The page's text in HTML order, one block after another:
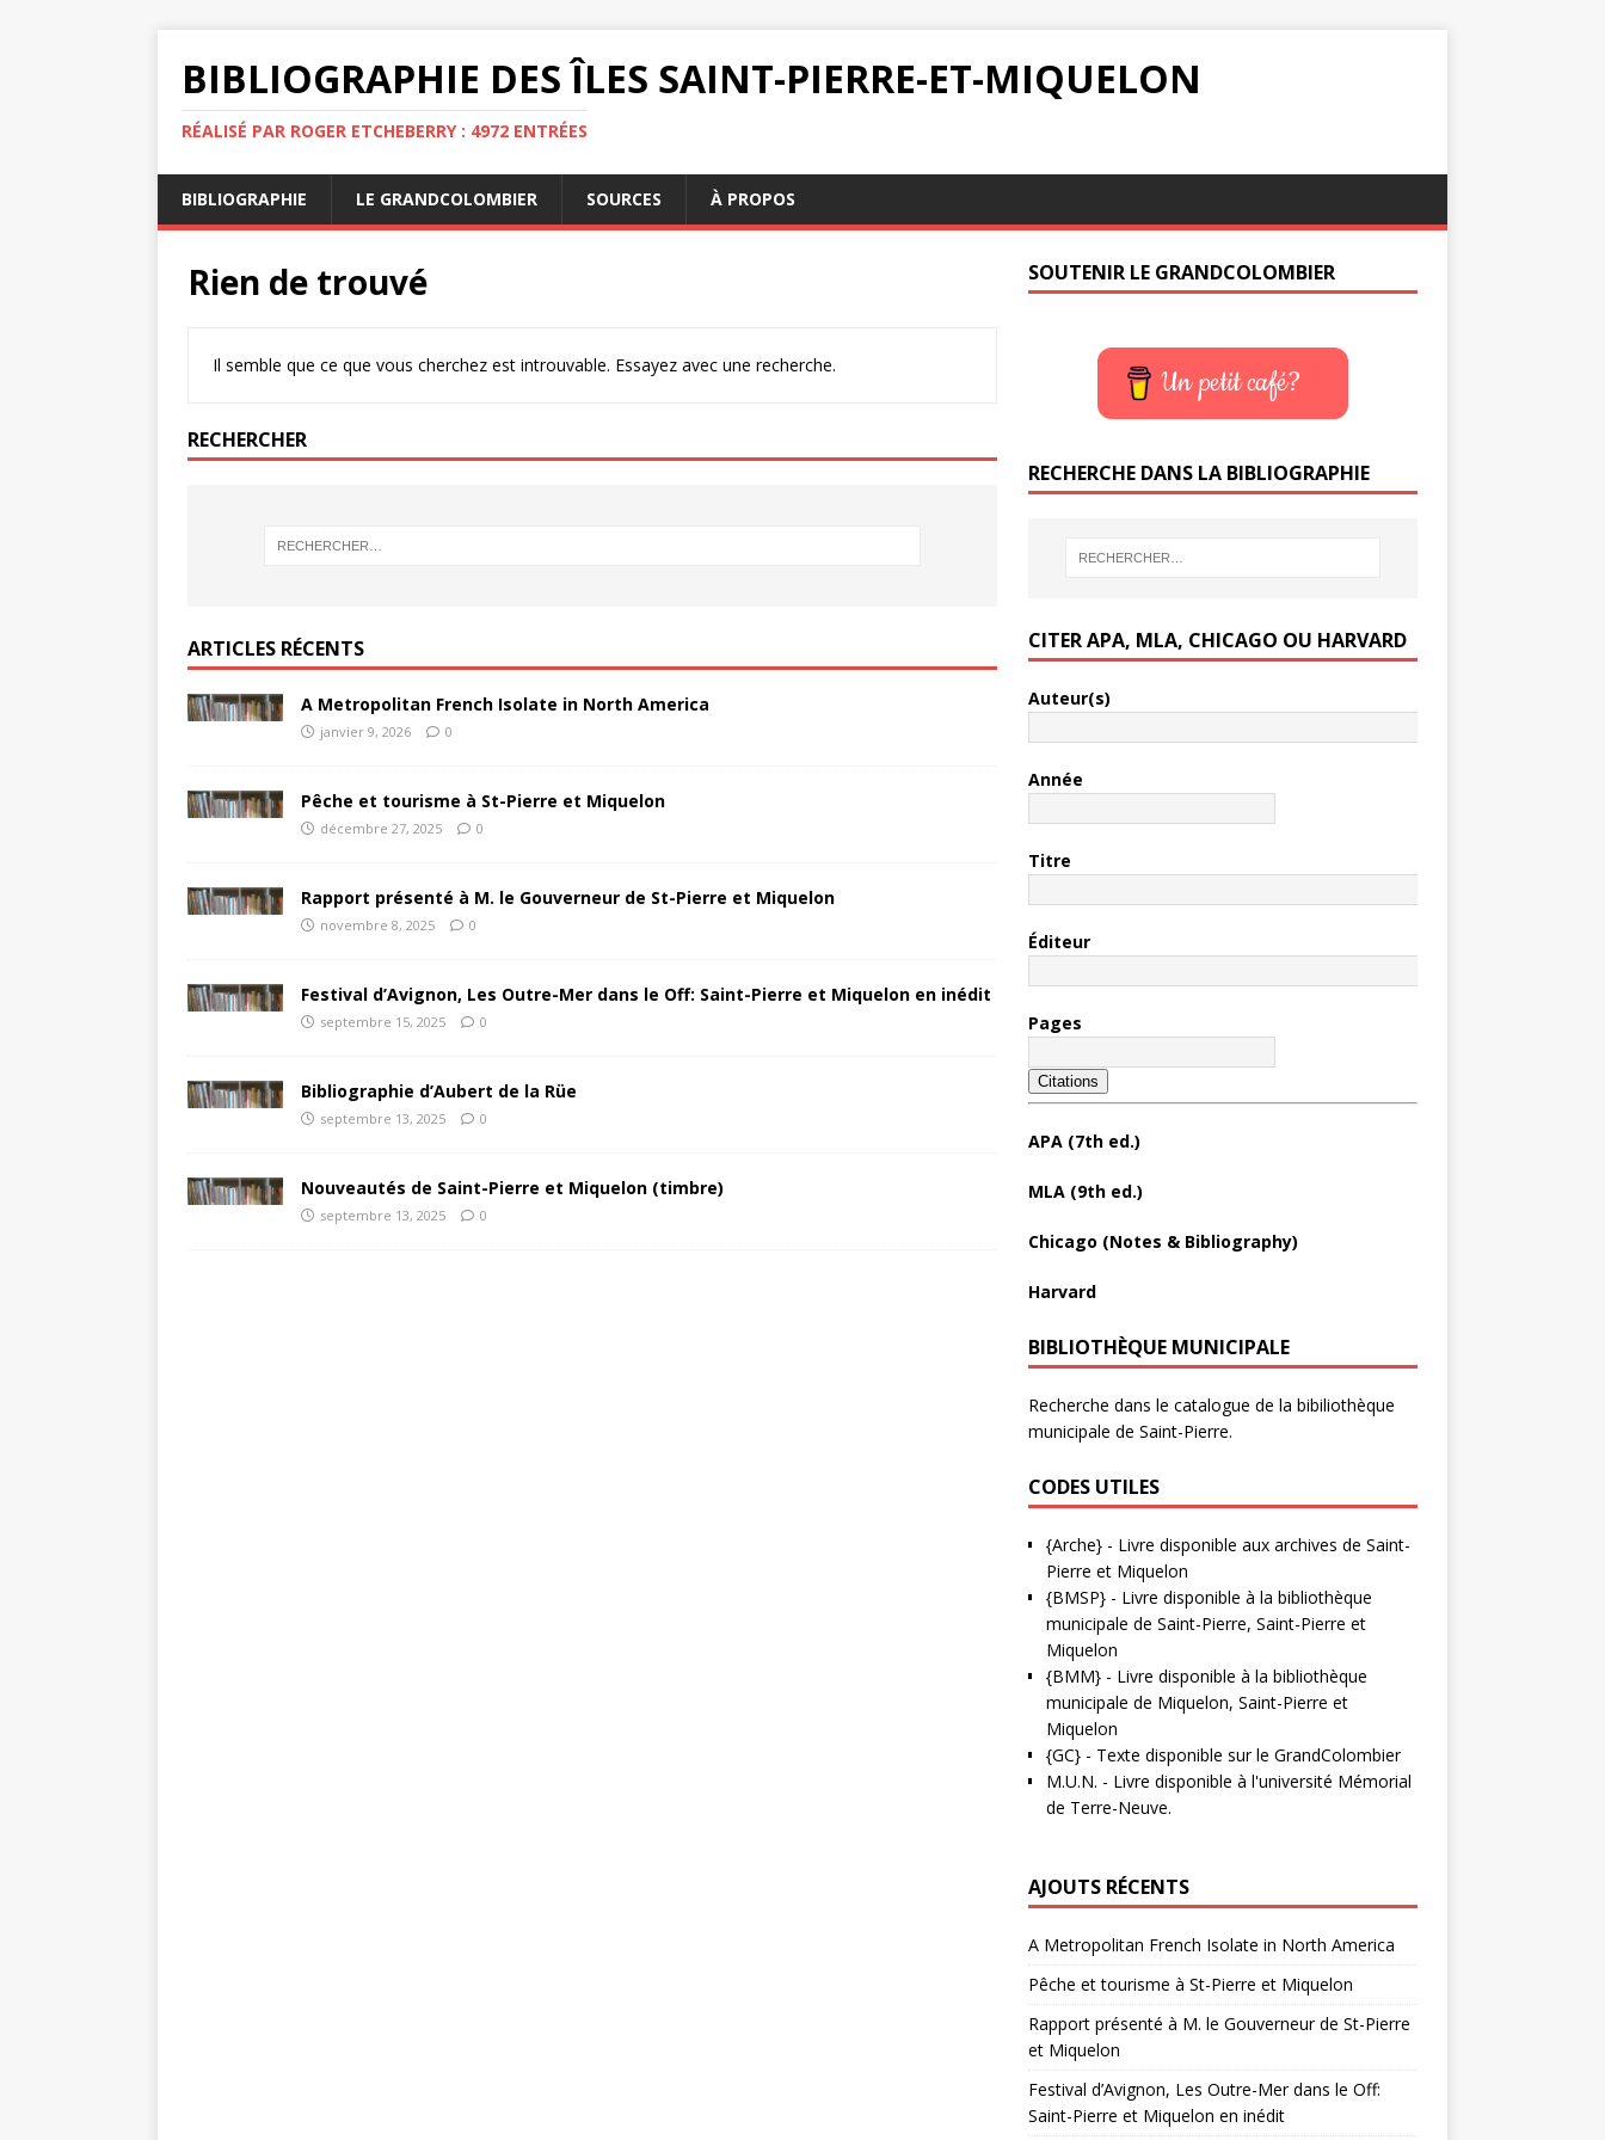
BIBLIOGRAPHIE DES ÎLES SAINT-PIERRE-ET-MIQUELON
RÉALISÉ PAR ROGER ETCHEBERRY : 4972 ENTRÉES
BIBLIOGRAPHIE LE GRANDCOLOMBIER SOURCES À PROPOS
Rien de trouvé
Il semble que ce que vous cherchez est introuvable. Essayez avec une recherche.
RECHERCHER
ARTICLES RÉCENTS
A Metropolitan French Isolate in North America
janvier 9, 2026 0
Pêche et tourisme à St-Pierre et Miquelon
décembre 27, 2025 0
Rapport présenté à M. le Gouverneur de St-Pierre et Miquelon
novembre 8, 2025 0
Festival d’Avignon, Les Outre-Mer dans le Off: Saint-Pierre et Miquelon en inédit
septembre 15, 2025 0
Bibliographie d’Aubert de la Rüe
septembre 13, 2025 0
Nouveautés de Saint-Pierre et Miquelon (timbre)
septembre 13, 2025 0
SOUTENIR LE GRANDCOLOMBIER
Un petit café?
RECHERCHE DANS LA BIBLIOGRAPHIE
CITER APA, MLA, CHICAGO OU HARVARD
Auteur(s)
Année
Titre
Éditeur
Pages
Citations
APA (7th ed.)
MLA (9th ed.)
Chicago (Notes & Bibliography)
Harvard
BIBLIOTHÈQUE MUNICIPALE
Recherche dans le catalogue de la bibiliothèque
municipale de Saint-Pierre.
CODES UTILES
{Arche}- Livre disponible aux archives de Saint-
Pierre et Miquelon
{BMSP}- Livre disponible à la bibliothèque
municipale de Saint-Pierre, Saint-Pierre et
Miquelon
{BMM}- Livre disponible à la bibliothèque
municipale de Miquelon, Saint-Pierre et
Miquelon
{GC}- Texte disponible sur le GrandColombier
M.U.N. - Livre disponible à l'université Mémorial
de Terre-Neuve.
AJOUTS RÉCENTS
A Metropolitan French Isolate in North America
Pêche et tourisme à St-Pierre et Miquelon
Rapport présenté à M. le Gouverneur de St-Pierre
et Miquelon
Festival d’Avignon, Les Outre-Mer dans le Off:
Saint-Pierre et Miquelon en inédit